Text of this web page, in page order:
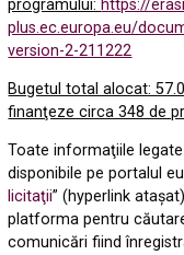
programului: https://
plus.ec.europa.eu/
version-2-211222
Bugetul total alocat:
finanţeze circa 348 de
Toate informaţiile
disponibile pe portalul
licitaţii” (hyperlink
platforma pentru
comunicări fiind